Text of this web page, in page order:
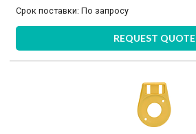
Срок поставки:По запросу
REQUEST QUOTE